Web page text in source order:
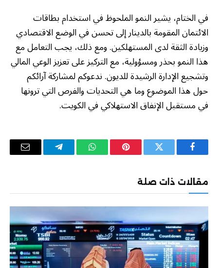
في الختام، يشير النمو الملحوظ في استخدام بطاقات
الائتمان المقومة بالدينار إلى تحسن في الوضع الاقتصادي
وزيادة الثقة لدى المستهلكين. ومع ذلك، يجب التعامل مع
هذا النمو بحذر ومسؤولية، مع التركيز على تعزيز الوعي المالي
وتشجيع الإدارة الرشيدة للديون. ندعوكم لمشاركة آرائكم
حول هذا الموضوع وما هي التحديات والفرص التي ترونها
في مستقبل الإنفاق الاستهلاكي في الكويت.
فيسبوك تويتر بينتيريستواتساب تيلقرام
البريد
مقالات ذات صلة